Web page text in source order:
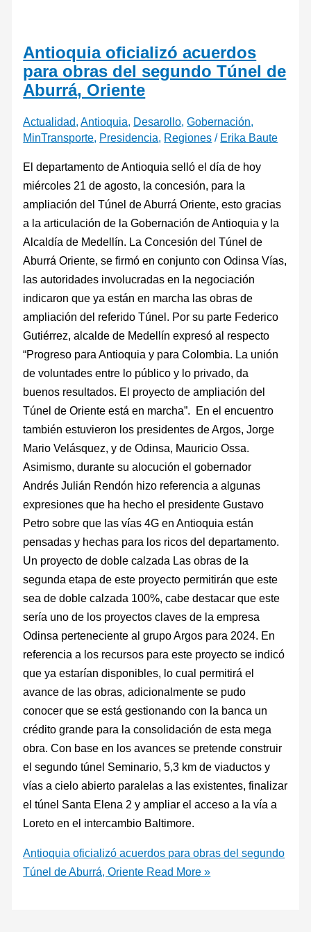
Antioquia oficializó acuerdos
para obras del segundo Túnel de
Aburrá, Oriente
Actualidad,Antioquia, Desarollo,Gobernación,
MinTransporte, Presidencia, Regiones / Erika Baute
El departamento de Antioquia selló el día de hoy
miércoles 21 de agosto, la concesión, para la
ampliación del Túnel de Aburrá Oriente, esto gracias
a la articulación de la Gobernación de Antioquia y la
Alcaldía de Medellín. La Concesión del Túnel de
Aburrá Oriente, se firmó en conjunto con Odinsa Vías,
las autoridades involucradas en la negociación
indicaron que ya están en marcha las obras de
ampliación del referido Túnel. Por su parte Federico
Gutiérrez, alcalde de Medellín expresó al respecto
“Progreso para Antioquia y para Colombia. La unión
de voluntades entre lo público y lo privado, da
buenos resultados. El proyecto de ampliación del
Túnel de Oriente está en marcha”. En el encuentro
también estuvieron los presidentes de Argos, Jorge
Mario Velásquez, y de Odinsa, Mauricio Ossa.
Asimismo, durante su alocución el gobernador
Andrés Julián Rendón hizo referencia a algunas
expresiones que ha hecho el presidente Gustavo
Petro sobre que las vías 4G en Antioquia están
pensadas y hechas para los ricos del departamento.
Un proyecto de doble calzada Las obras de la
segunda etapa de este proyecto permitirán que este
sea de doble calzada 100%, cabe destacar que este
sería uno de los proyectos claves de la empresa
Odinsa perteneciente al grupo Argos para 2024. En
referencia a los recursos para este proyecto se indicó
que ya estarían disponibles, lo cual permitirá el
avance de las obras, adicionalmente se pudo
conocer que se está gestionando con la banca un
crédito grande para la consolidación de esta mega
obra. Con base en los avances se pretende construir
el segundo túnel Seminario, 5,3 km de viaductos y
vías a cielo abierto paralelas a las existentes, finalizar
el túnel Santa Elena 2 y ampliar el acceso a la vía a
Loreto en el intercambio Baltimore.
Antioquia oficializó acuerdos para obras del segundo
Túnel de Aburrá, Oriente Read More »